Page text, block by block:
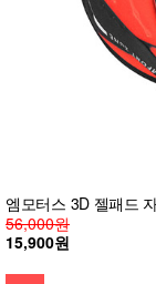
엠모터스 3D 젤패드
56,000원
15,900원